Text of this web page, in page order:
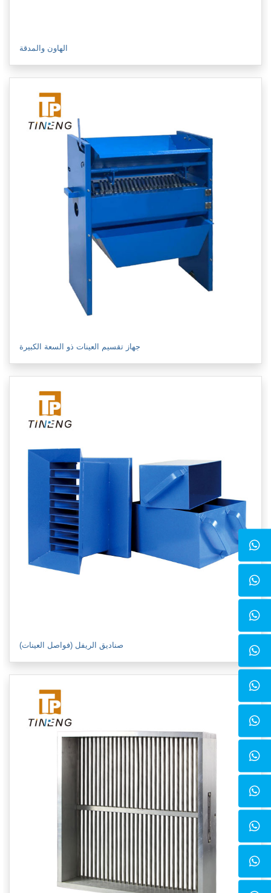
الهاون والمدقة
جهاز تقسيم العينات ذو السعة الكبيرة
صناديق الريفل (فواصل العينات)